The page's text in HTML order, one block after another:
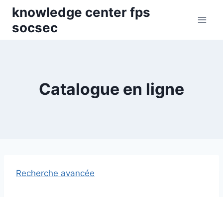
Skip
content
knowledge center fps
socsec
Catalogue en ligne
Recherche avancée